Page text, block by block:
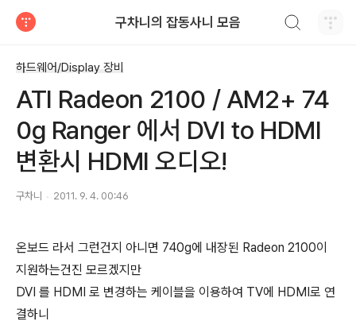
구차니의 잡동사니 모음
하드웨어/Display 장비
ATI Radeon 2100 / AM2+ 74
0g Ranger 에서 DVI to HDMI
변환시 HDMI 오디오!
구차니 2011. 9. 4. 00:46
온보드 라서 그런건지 아니면 740g에 내장된 Radeon 2100이
지원하는건진 모르겠지만
DVI 를 HDMI 로 변경하는 케이블을 이용하여 TV에 HDMI로 연
결하니